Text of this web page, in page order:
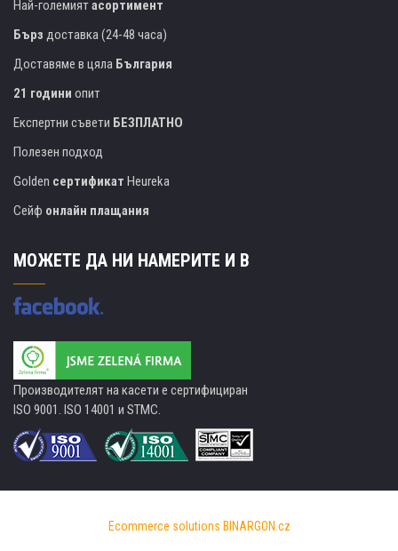
Най-големиятасортимент
Бърз доставка (24-48 часа)
Доставяме в цяла България
21 години опит
Експертни съвети БЕЗПЛАТНО
Полезен подход
Golden сертификат Heureka
Сейф онлайн плащания
МОЖЕТЕ ДА НИ НАМЕРИТЕ И В
Производителят на касети е сертифициран
ISO 9001. ISO 14001 и STMC.
Ecommerce solutions BINARGON.cz